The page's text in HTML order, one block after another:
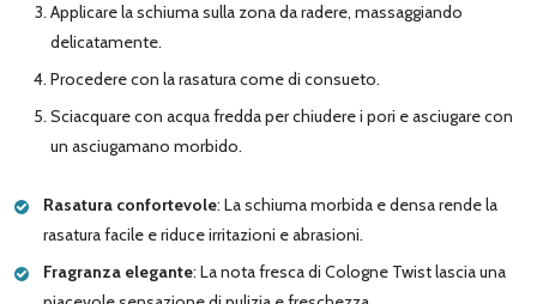
Applicare la schiuma sulla zona da radere, massaggiando
delicatamente.
Procedere con la rasatura come di consueto.
Sciacquare con acqua fredda per chiudere i pori e asciugare con
un asciugamano morbido.
Rasatura confortevole: La schiuma morbida e densa rende la
rasatura facile e riduce irritazioni e abrasioni.
Fragranza elegante: La nota fresca di Cologne Twist lascia una